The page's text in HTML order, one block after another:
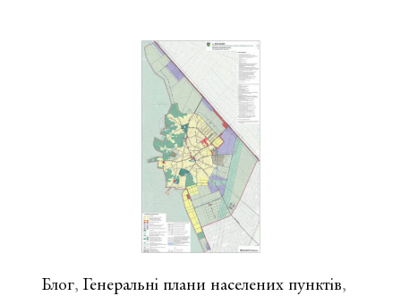
Блог, Генеральні плани населених пунктів,